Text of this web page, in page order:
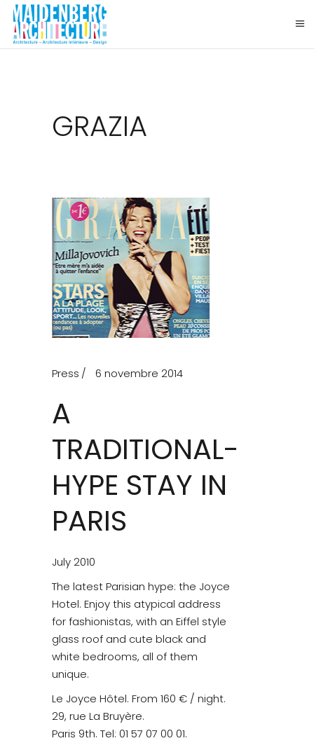
GRAZIA
Press 6 novembre 2014
A
TRADITIONAL-
HYPE STAY IN
PARIS
July 2010
The latest Parisian hype: the Joyce
Hotel. Enjoy this atypical address
for fashionistas, with an Eiffel style
glass roof and cute black and
white bedrooms, all of them
unique.
Le Joyce Hôtel. From 160 € / night.
29, rue La Bruyère.
Paris 9th. Tel: 01 57 07 00 01.